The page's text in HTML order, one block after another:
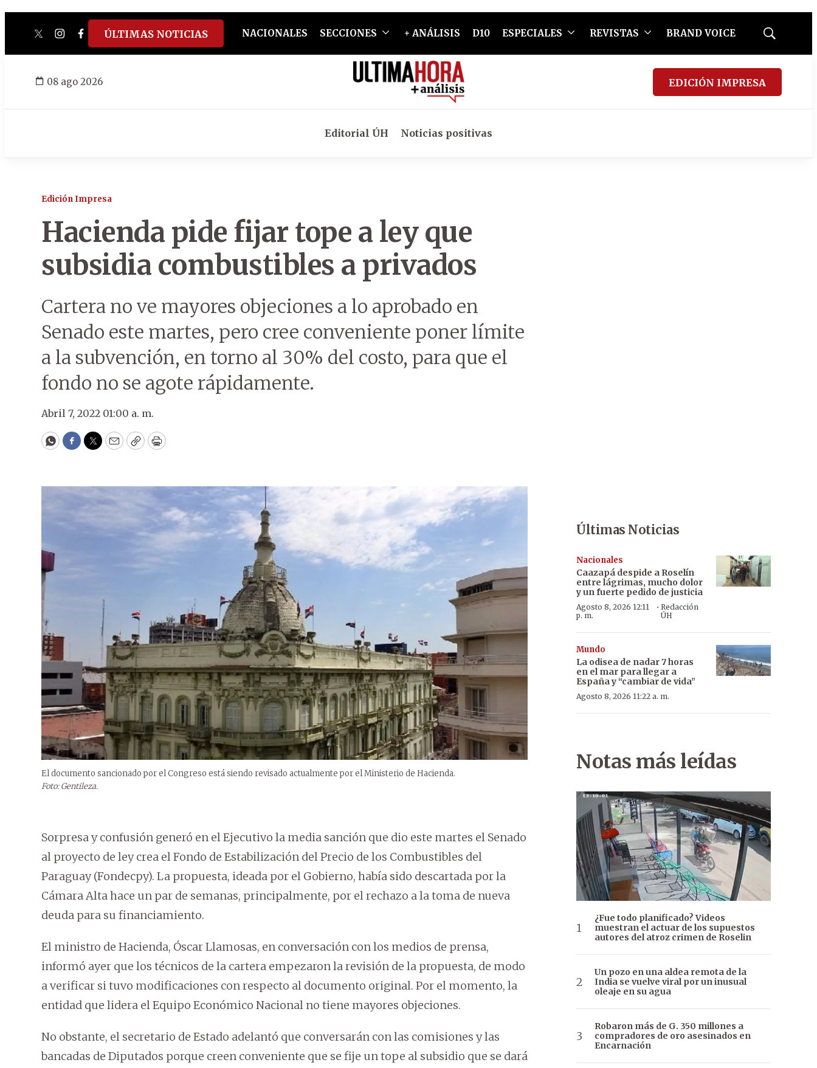
twitterinstagram
facebook
tiktokyoutube
spotify
ÚLTIMAS NOTICIAS NACIONALES SECCIONES + ANÁLISIS D10 ESPECIALES REVISTAS BRAND VOICE
Mostrar
08 ago 2026 EDICIÓN IMPRESA
Editorial ÚH Noticias positivas
Edición Impresa
Hacienda pide fijar tope a ley que
subsidia combustibles a privados
Cartera no ve mayores objeciones a lo aprobado en
Senado este martes, pero cree conveniente poner límite
a la subvención, en torno al 30% del costo, para que el
fondo no se agote rápidamente.
Abril 7, 2022 01:00 a. m.
WhatsApp
Facebook
Twitter
EmailCopyPrint
El documento sancionado por el Congreso está siendo revisado actualmente por el Ministerio de Hacienda.
Foto: Gentileza.
Sorpresa y confusión generó en el Ejecutivo la media sanción que dio este martes el Senado
al proyecto de ley crea el Fondo de Estabilización del Precio de los Combustibles del
Paraguay (Fondecpy). La propuesta, ideada por el Gobierno, había sido descartada por la
Cámara Alta hace un par de semanas, principalmente, por el rechazo a la toma de nueva
deuda para su financiamiento.
El ministro de Hacienda, Óscar Llamosas, en conversación con los medios de prensa,
informó ayer que los técnicos de la cartera empezaron la revisión de la propuesta, de modo
a verificar si tuvo modificaciones con respecto al documento original. Por el momento, la
entidad que lidera el Equipo Económico Nacional no tiene mayores objeciones.
No obstante, el secretario de Estado adelantó que conversarán con las comisiones y las
bancadas de Diputados porque creen conveniente que se fije un tope al subsidio que se dará
Últimas Noticias
Nacionales
Caazapá despide a Roselín
entre lágrimas, mucho dolor
y un fuerte pedido de justicia
Agosto 8, 2026 12:11
p. m.
· Redacción
ÚH
Mundo
La odisea de nadar 7 horas
en el mar para llegar a
España y “cambiar de vida”
Agosto 8, 2026 11:22 a. m.
Notas más leídas
¿Fue todo planificado? Videos
muestran el actuar de los supuestos
autores del atroz crimen de Roselin
Un pozo en una aldea remota de la
India se vuelve viral por un inusual
oleaje en su agua
Robaron más de G. 350 millones a
compradores de oro asesinados en
Encarnación